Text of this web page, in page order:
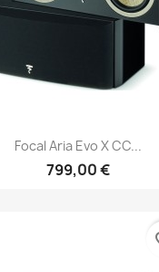
Focal Aria Evo X CC...
799,00 €